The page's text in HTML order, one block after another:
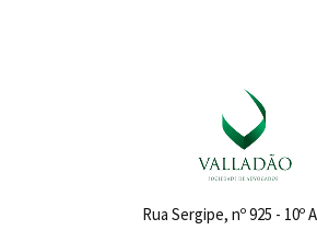
Rua Sergipe, nº 925 - 10º